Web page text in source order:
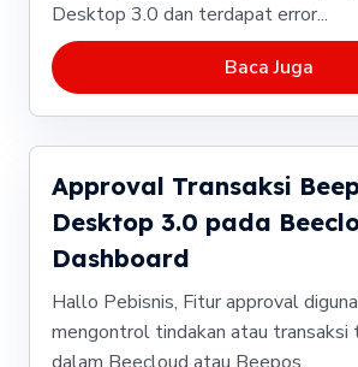
Desktop 3.0 dan terdapat error...
Baca Juga
Approval Transaksi
Desktop 3.0 pada
Dashboard
Hallo Pebisnis, Fitur approval
mengontrol tindakan atau